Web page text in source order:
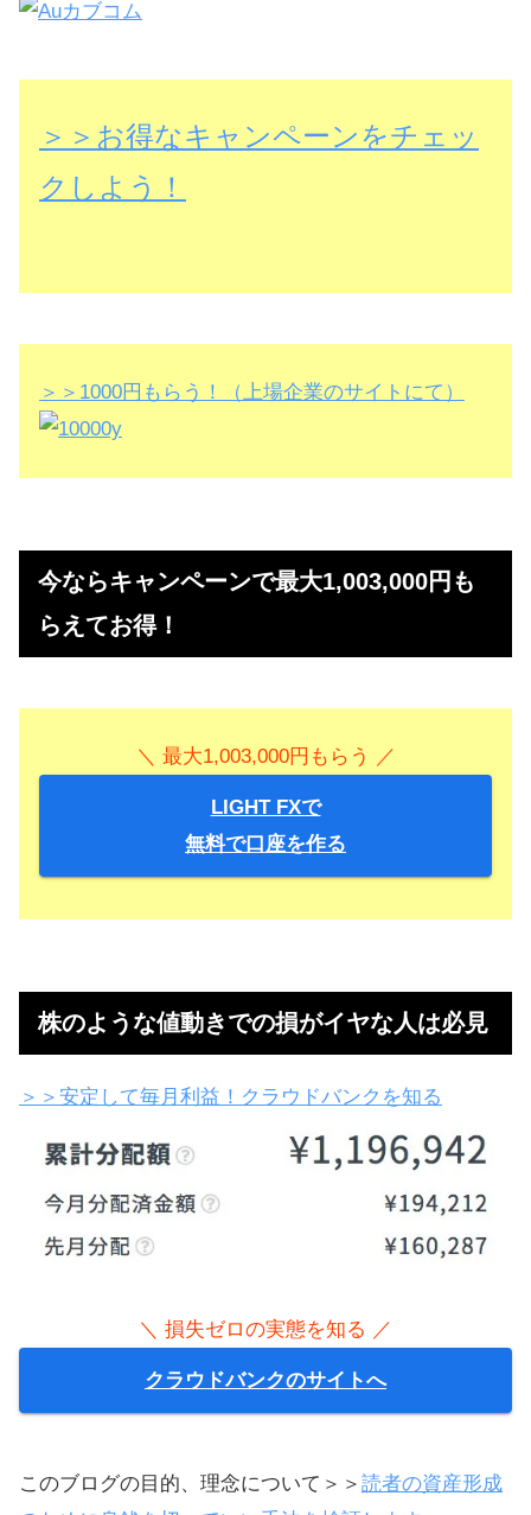
＞＞お得なキャンペーンをチェッ
クしよう！
＞＞1000円もらう！（上場企業のサイトにて）
今ならキャンペーンで最大1,003,000円も
らえてお得！
＼ 最大1,003,000円もらう ／
無料で口座を作る
＞＞安定して毎月利益！クラウドバンクを知る